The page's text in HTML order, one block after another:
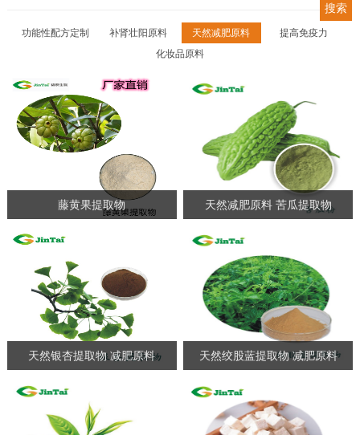
功能性配方定制 补肾壮阳原料 天然减肥原料
提高免疫力
化妆品原料
藤黄果提取物 天然减肥原料 苦瓜提取物
天然银杏提取物 减肥原料 天然绞股蓝提取物 减肥原料